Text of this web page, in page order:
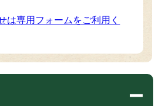
は専用フォームをご利用く